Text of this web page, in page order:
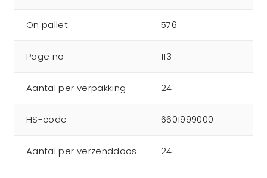
On pallet 576
Page no 113
Aantal per verpakking 24
HS-code 6601999000
Aantal per verzenddoos 24